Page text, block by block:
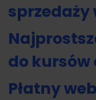
sprzedaży
do kursów
Płatny